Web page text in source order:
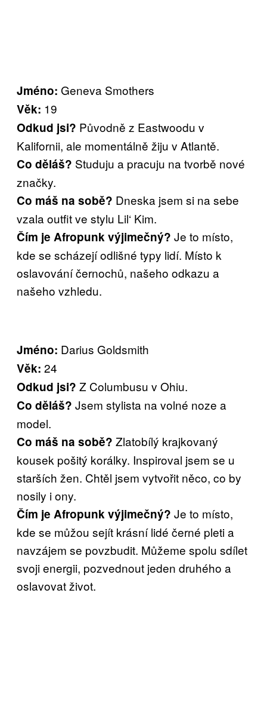
Jméno: Geneva Smothers
Věk: 19
Odkud jsi? Původně z Eastwoodu v
Kalifornii, ale momentálně žiju v Atlantě.
Co děláš? Studuju a pracuju na tvorbě nové
značky.
Co máš na sobě? Dneska jsem si na sebe
vzala outfit ve stylu Lil‘ Kim.
Čím je Afropunk výjimečný? Je to místo,
kde se scházejí odlišné typy lidí. Místo k
oslavování černochů, našeho odkazu a
našeho vzhledu.
Jméno: Darius Goldsmith
Věk: 24
Odkud jsi? Z Columbusu v Ohiu.
Co děláš? Jsem stylista na volné noze a
model.
Co máš na sobě? Zlatobílý krajkovaný
kousek pošitý korálky. Inspiroval jsem se u
starších žen. Chtěl jsem vytvořit něco, co by
nosily i ony.
Čím je Afropunk výjimečný? Je to místo,
kde se můžou sejít krásní lidé černé pleti a
navzájem se povzbudit. Můžeme spolu sdílet
svoji energii, pozvednout jeden druhého a
oslavovat život.